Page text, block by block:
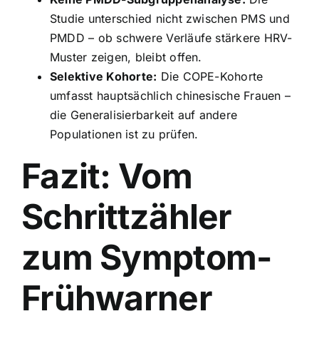
Studie unterschied nicht zwischen PMS und
PMDD – ob schwere Verläufe stärkere HRV-
Muster zeigen, bleibt offen.
Selektive Kohorte: Die COPE-Kohorte
umfasst hauptsächlich chinesische Frauen –
die Generalisierbarkeit auf andere
Populationen ist zu prüfen.
Fazit: Vom
Schrittzähler
zum Symptom-
Frühwarner